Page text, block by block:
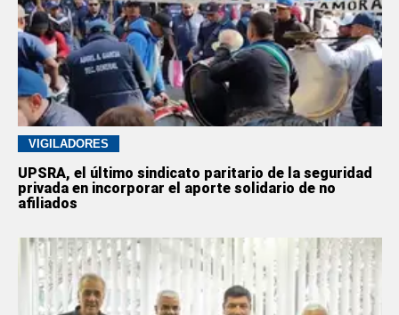
VIGILADORES
UPSRA, el último sindicato paritario de la seguridad
privada en incorporar el aporte solidario de no
afiliados